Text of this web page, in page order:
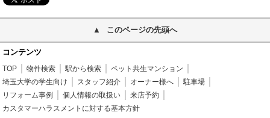
このページの先頭へ
コンテンツ
TOP 物件検索 駅から検索
ペット共生マンション
埼玉大学の学生向け
スタッフ紹介 オーナー様へ
駐車場
リフォーム事例
個人情報の取扱い
来店予約
カスタマーハラスメントに対する基本方針